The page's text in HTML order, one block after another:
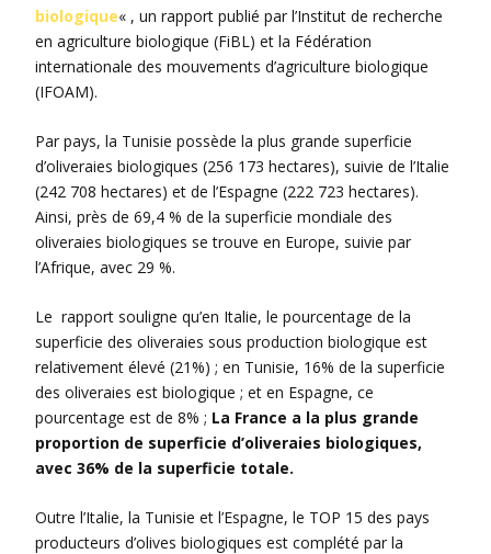
biologique« , un rapport publié par l’Institut de recherche
en agriculture biologique (FiBL) et la Fédération
internationale des mouvements d’agriculture biologique
(IFOAM).
Par pays, la Tunisie possède la plus grande superficie
d’oliveraies biologiques (256 173 hectares), suivie de l’Italie
(242 708 hectares) et de l’Espagne (222 723 hectares).
Ainsi, près de 69,4 % de la superficie mondiale des
oliveraies biologiques se trouve en Europe, suivie par
l’Afrique, avec 29 %.
Le rapport souligne qu’en Italie, le pourcentage de la
superficie des oliveraies sous production biologique est
relativement élevé (21%) ; en Tunisie, 16% de la superficie
des oliveraies est biologique ; et en Espagne, ce
pourcentage est de 8% ; La France a la plus grande
proportion de superficie d’oliveraies biologiques,
avec 36% de la superficie totale.
Outre l’Italie, la Tunisie et l’Espagne, le TOP 15 des pays
producteurs d’olives biologiques est complété par la